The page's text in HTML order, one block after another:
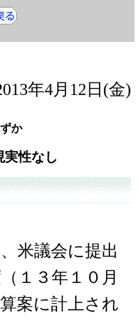
年4月12日(金)
か
性なし
米議会に提出
１３年１０月
案に計上され